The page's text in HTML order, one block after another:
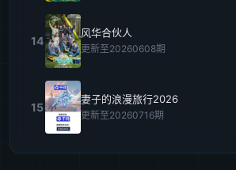
14
风华合伙人
更新至20260608期
15
妻子的浪漫旅行2026
更新至20260716期